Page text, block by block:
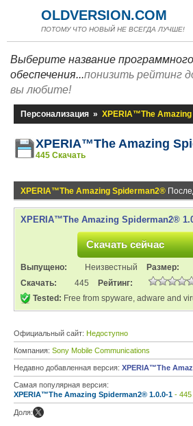
OLDVERSION.COM
ПОТОМУ ЧТО НОВЫЙ НЕ ВСЕГДА ЛУЧШЕ!
Выберите название программного
обеспечения...понизить рейтинг
вы любите!
Персонализация » XPERIA™The
XPERIA™The Amazing
445 Скачать
XPERIA™The Amazing Spiderman2®
XPERIA™The Amazing Spiderman2®
Скачать сейчас
Выпущено: Неизвестный Размер:
Скачать:
445
Рейтинг:
Tested: Free from spyware, adware and
Официальный сайт: Недоступно
Компания: Sony Mobile Communications
Недавно добавленная версия: XPERIA™The
Самая популярная версия:
XPERIA™The Amazing Spiderman2® 1.0.0-1 - 445
Доля: